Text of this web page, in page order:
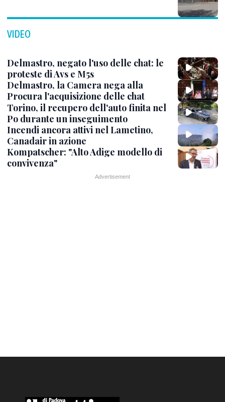
VIDEO
Delmastro, negato l'uso delle chat: le
proteste di Avs e M5s
Delmastro, la Camera nega alla
Procura l'acquisizione delle chat
Torino, il recupero dell'auto finita nel
Po durante un inseguimento
Incendi ancora attivi nel Lametino,
Canadair in azione
Kompatscher: "Alto Adige modello di
convivenza"